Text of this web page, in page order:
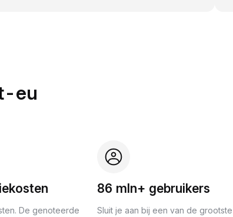
eu
De genoteerde
86 mln+ gebruikers
Sluit je aan bij een van de grootste